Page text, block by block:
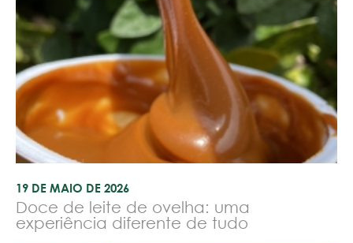
19 DE MAIO DE 2026
Doce de leite de ovelha: uma
experiência diferente de tudo